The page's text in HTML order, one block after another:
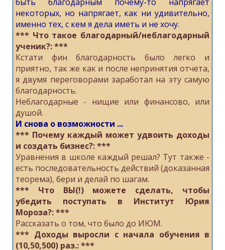
некоторых, но напрягает, как ни удивительно,
именно тех, с кем я дела иметь и не хочу.
*** Что такое благодарный/неблагодарный
ученик?: ***
Кстати фин благодарность было легко и
приятно, так же как и после непринятия отчета,
я двумя переговорами заработал на эту самую
благодарность.
Неблагодарные - нищие или финансово, или
душой.
И снова о возможности ...
*** Почему каждый может удвоить доходы
и создать бизнес?: ***
Уравнения в школе каждый решал? Тут также -
есть последовательность действий (доказанная
теорема), бери и делай по шагам.
*** Что ВЫ(!) можете сделать, чтобы
убедить поступать в Институт Юрия
Мороза?: ***
Рассказать о том, что было до ИЮМ.
*** Доходы выросли с начала обучения в
(10,50,500) раз.: ***